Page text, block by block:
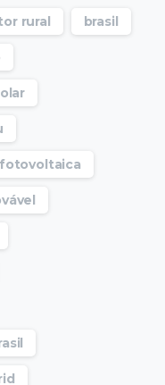
rural brasil